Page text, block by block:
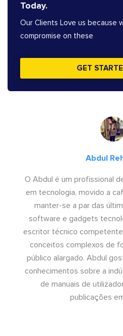
Today.
Our Clients Love us because
compromise on these
GET
Abdul
O Abdul é um profissional
em tecnologia, movido a
manter-se a par das
software e gadgets
escritor técnico
conceitos complexos de
público alargado. Abdul
conhecimentos sobre a
de manuais de
publicações